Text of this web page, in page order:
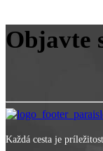
Objavte
Každá cesta je